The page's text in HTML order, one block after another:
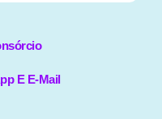
E E-Mail